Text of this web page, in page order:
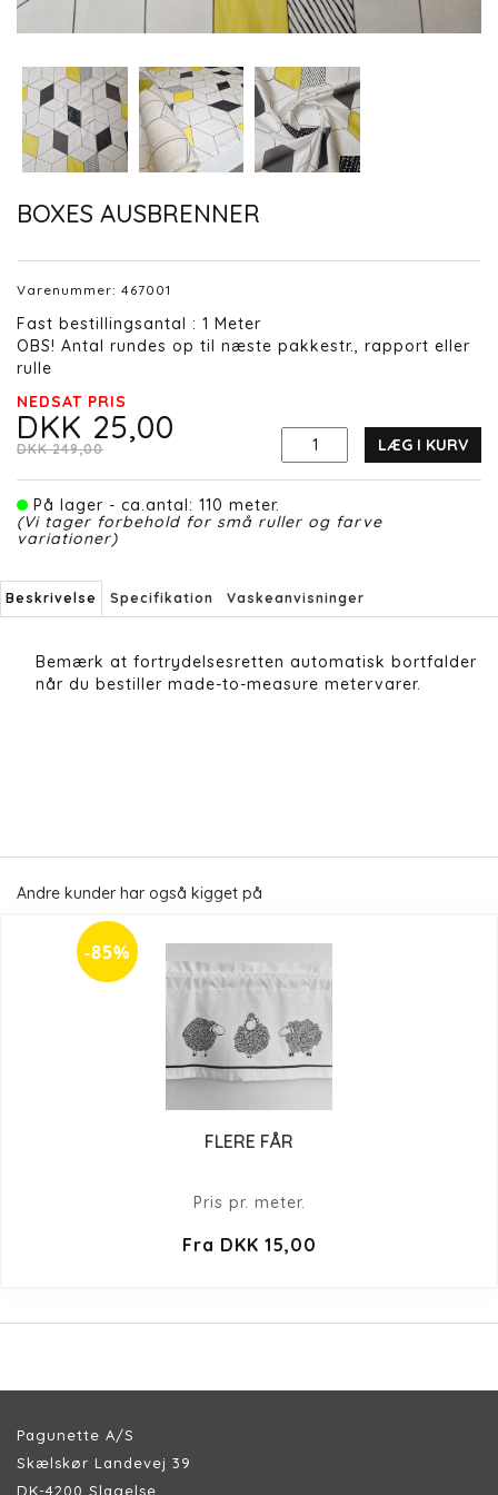
BOXES AUSBRENNER
Varenummer: 467001
Fast bestillingsantal : 1 Meter
OBS! Antal rundes op til næste pakkestr., rapport eller
rulle
NEDSAT PRIS
DKK 25,00
DKK 249,00 LÆG I KURV
På lager - ca.antal: 110 meter.
(Vi tager forbehold for små ruller og farve
variationer)
Beskrivelse Specifikation Vaskeanvisninger
Bemærk at fortrydelsesretten automatisk bortfalder
når du bestiller made-to-measure metervarer.
Andre kunder har også kigget på
-85%
FLERE FÅR
Pris pr. meter.
Fra DKK 15,00
Pagunette A/S
Skælskør Landevej 39
DK-4200 Slagelse